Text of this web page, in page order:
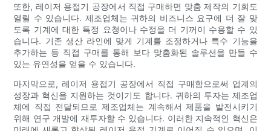
또한, 레이저 용접기 공장에서 직접 구매하면 맞춤 제작의 기회도
열릴 수 있습니다. 제조업체는 귀하의 비즈니스 요구에 더 잘 맞
도록 기계에 대한 특정 요청이나 수정을 더 기꺼이 수용할 수 있
습니다. 기존 생산 라인에 맞게 기계를 조정하거나 특수 기능을
추가하는 등 직접 구매를 통해 보다 맞춤화된 솔루션을 만들 수
있는 유연성을 얻을 수 있습니다.
마지막으로, 레이저 용접기 공장에서 직접 구매함으로써 업계의
성장과 혁신을 지원하는 것이기도 합니다. 귀하의 투자는 제조업
체에 직접 전달되므로 제조업체는 계속해서 제품을 발전시키기
위해 연구 개발에 재투자할 수 있습니다. 이러한 지속적인 혁신은